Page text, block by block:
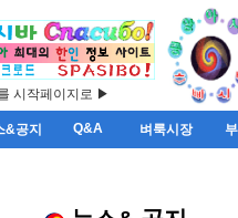
시작페이지로 ▶
&공지 Q&A 벼룩시장